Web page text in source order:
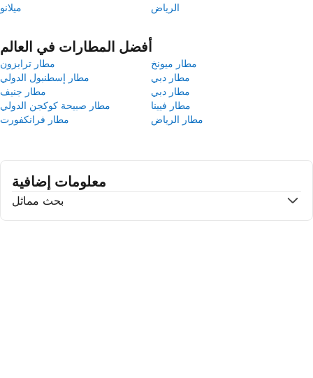
ميلانو
الرياض
أفضل المطارات في العالم
مطار ترابزون
مطار ميونخ
مطار إسطنبول الدولي
مطار دبي
مطار جنيف
مطار دبي
مطار صبيحة كوكجن الدولي
مطار فيينا
مطار فرانكفورت
مطار الرياض
معلومات إضافية
بحث مماثل